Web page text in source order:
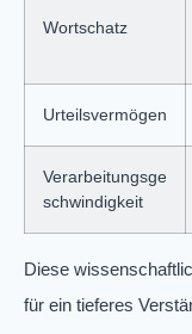
Wortschatz
Urteilsvermögen
Verarbeitungsge
schwindigkeit
Diese
für ein tieferes